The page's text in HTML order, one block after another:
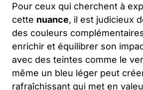
Pour ceux qui cherchent à
cette nuance, il est judicieux
des couleurs
enrichir et équilibrer son
avec des teintes comme le
même un bleu léger peut
rafraîchissant qui met en